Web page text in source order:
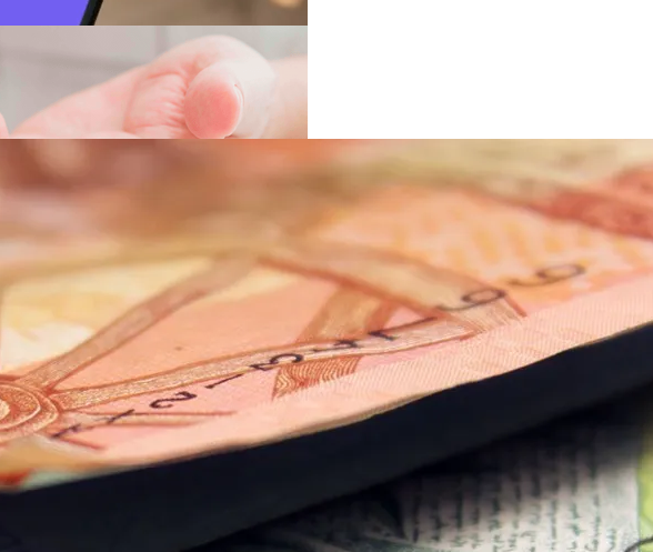
15 Предсказаний На 2024-Й От Мирового HR-Гуру
Сбережения
Жизнью, И Не Выгореть
Ценами На Зимнюю Резину
Изучил, Как Белорусы Применяют Групповые Чаты
Человек Умрет Без Сна
Животных И Человека
Себе Вредными Привычками, И Чем Это Опасно